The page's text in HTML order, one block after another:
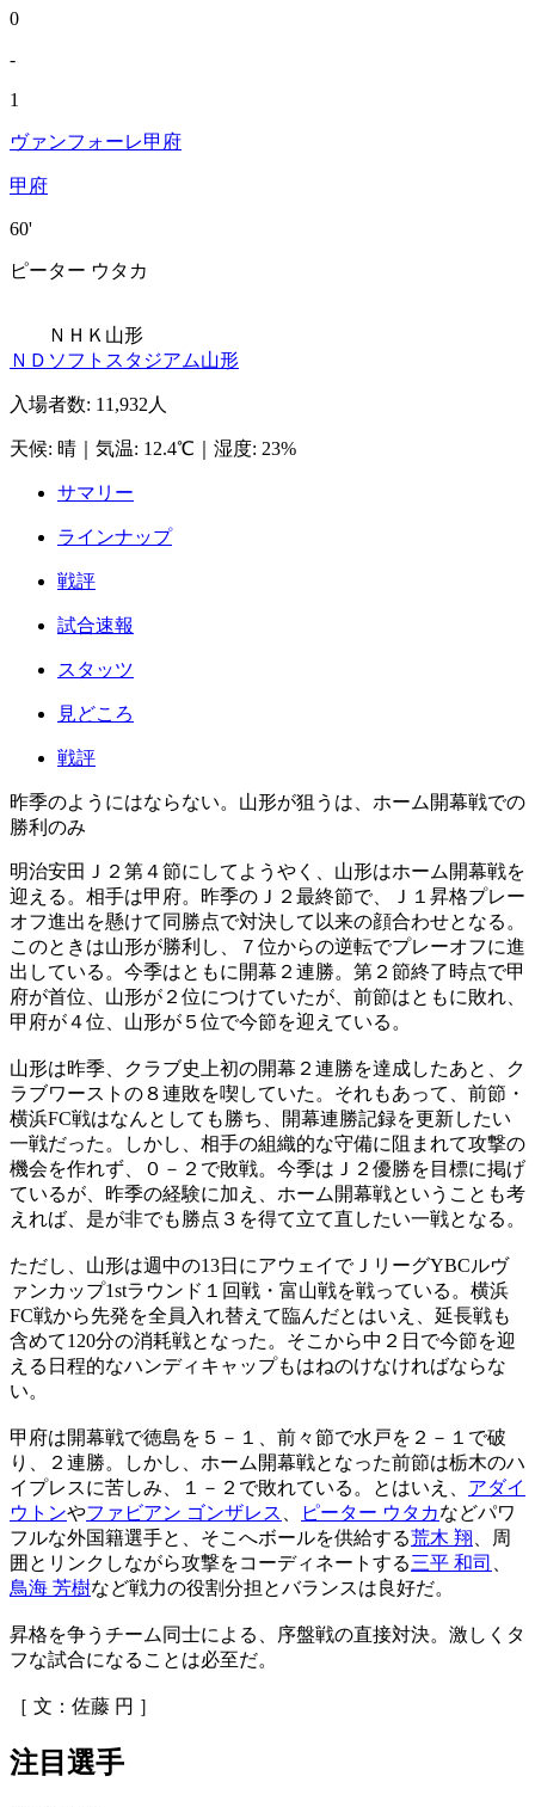
0
-
1
ヴァンフォーレ甲府
甲府
60'
ピーター ウタカ
ＮＨＫ山形
ＮＤソフトスタジアム山形
入場者数: 11,932人
天候: 晴 気温: 12.4℃ 湿度: 23%
サマリー
ラインナップ
戦評
試合速報
スタッツ
見どころ
戦評
昨季のようにはならない。山形が狙うは、ホーム開幕戦での
勝利のみ
明治安田Ｊ２第４節にしてようやく、山形はホーム開幕戦を
迎える。相手は甲府。昨季のＪ２最終節で、Ｊ１昇格プレー
オフ進出を懸けて同勝点で対決して以来の顔合わせとなる。
このときは山形が勝利し、７位からの逆転でプレーオフに進
出している。今季はともに開幕２連勝。第２節終了時点で甲
府が首位、山形が２位につけていたが、前節はともに敗れ、
甲府が４位、山形が５位で今節を迎えている。
山形は昨季、クラブ史上初の開幕２連勝を達成したあと、ク
ラブワーストの８連敗を喫していた。それもあって、前節・
横浜FC戦はなんとしても勝ち、開幕連勝記録を更新したい
一戦だった。しかし、相手の組織的な守備に阻まれて攻撃の
機会を作れず、０－２で敗戦。今季はＪ２優勝を目標に掲げ
ているが、昨季の経験に加え、ホーム開幕戦ということも考
えれば、是が非でも勝点３を得て立て直したい一戦となる。
ただし、山形は週中の13日にアウェイでＪリーグYBCルヴ
ァンカップ1stラウンド１回戦・富山戦を戦っている。横浜
FC戦から先発を全員入れ替えて臨んだとはいえ、延長戦も
含めて120分の消耗戦となった。そこから中２日で今節を迎
える日程的なハンディキャップもはねのけなければならな
い。
甲府は開幕戦で徳島を５－１、前々節で水戸を２－１で破
り、２連勝。しかし、ホーム開幕戦となった前節は栃木のハ
イプレスに苦しみ、１－２で敗れている。とはいえ、 アダイ
ウトンやファビアン ゴンザレス ピーター ウタカなどパワ
フルな外国籍選手と、そこへボールを供給する荒木 翔 、周
囲とリンクしながら攻撃をコーディネートする三平 和司
鳥海 芳樹など戦力の役割分担とバランスは良好だ。
昇格を争うチーム同士による、序盤戦の直接対決。激しくタ
フな試合になることは必至だ。
［ 文：佐藤 円 ］
注目選手